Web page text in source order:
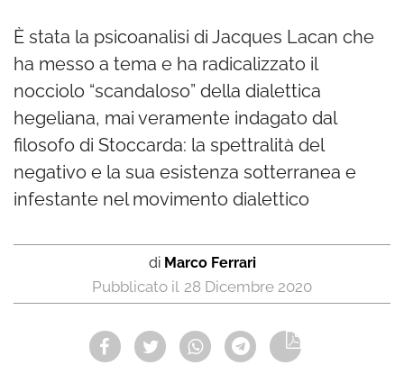
È stata la psicoanalisi di Jacques Lacan che
ha messo a tema e ha radicalizzato il
nocciolo “scandaloso” della dialettica
hegeliana, mai veramente indagato dal
filosofo di Stoccarda: la spettralità del
negativo e la sua esistenza sotterranea e
infestante nel movimento dialettico
di Marco Ferrari
28 Dicembre 2020